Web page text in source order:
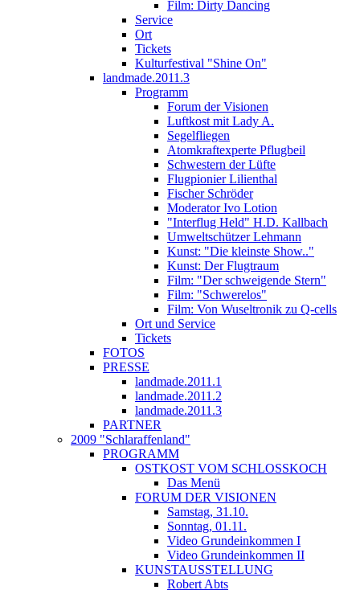
Film: Dirty Dancing
Service
Ort
Tickets
Kulturfestival "Shine On"
landmade.2011.3
Programm
Forum der Visionen
Luftkost mit Lady A.
Segelfliegen
Atomkraftexperte Pflugbeil
Schwestern der Lüfte
Flugpionier Lilienthal
Fischer Schröder
Moderator Ivo Lotion
"Interflug Held" H.D. Kallbach
Umweltschützer Lehmann
Kunst: "Die kleinste Show.."
Kunst: Der Flugtraum
Film: "Der schweigende Stern"
Film: "Schwerelos"
Film: Von Wuseltronik zu Q-cells
Ort und Service
Tickets
FOTOS
PRESSE
landmade.2011.1
landmade.2011.2
landmade.2011.3
PARTNER
2009 "Schlaraffenland"
PROGRAMM
OSTKOST VOM SCHLOSSKOCH
Das Menü
FORUM DER VISIONEN
Samstag, 31.10.
Sonntag, 01.11.
Video Grundeinkommen I
Video Grundeinkommen II
KUNSTAUSSTELLUNG
Robert Abts